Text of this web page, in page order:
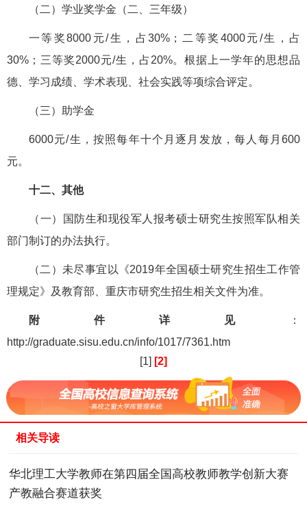
（二）学业奖学金（二、三年级）
一等奖8000元/生，占30%；二等奖4000元/生，占
30%；三等奖2000元/生，占20%。根据上一学年的思想品
德、学习成绩、学术表现、社会实践等项综合评定。
（三）助学金
6000元/生，按照每年十个月逐月发放，每人每月600
元。
十二、其他
（一）国防生和现役军人报考硕士研究生按照军队相关
部门制订的办法执行。
（二）未尽事宜以《2019年全国硕士研究生招生工作管
理规定》及教育部、重庆市研究生招生相关文件为准。
附件详见
：
http://graduate.sisu.edu.cn/info/1017/7361.htm
[1] [2]
相关导读
华北理工大学教师在第四届全国高校教师教学创新大赛
产教融合赛道获奖